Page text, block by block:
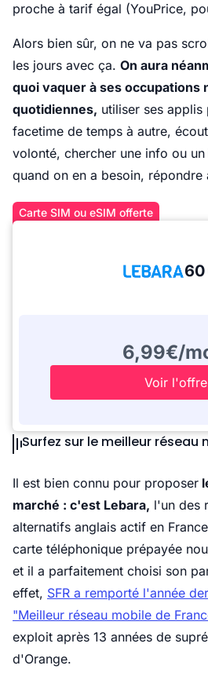
proche à tarif égal (YouPrice,
Alors bien sûr, on ne va pas
les jours avec ça. On aura
quoi vaquer à ses occupations
quotidiennes, utiliser ses
facetime de temps à autre,
volonté, chercher une info ou
quand on en a besoin, répondre
Carte SIM ou eSIM offerte
60
6,99€/
Voir l'offre
Surfez sur le meilleur réseau
Il est bien connu pour proposer
marché : c'est Lebara, l'un des
alternatifs anglais actif en
carte téléphonique prépayée
et il a parfaitement choisi son
effet, SFR a remporté l'année
"Meilleur réseau mobile de
exploit après 13 années de
d'Orange.